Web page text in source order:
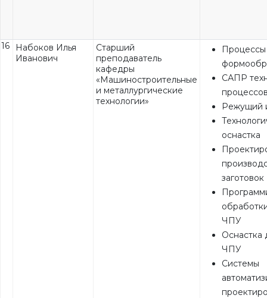
16
Набоков Илья
Иванович
Старший
преподаватель
кафедры
«Машиностроительные
и металлургические
технологии»
САПР
Режущий
оснастка
заготовок
ЧПУ
Оснастка
ЧПУ
Системы